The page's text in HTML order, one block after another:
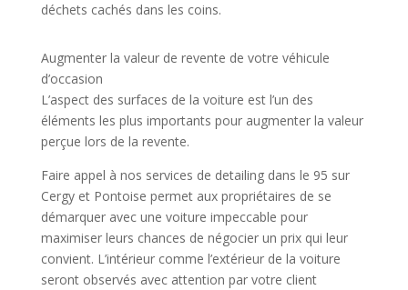
déchets cachés dans les coins.
Augmenter la valeur de revente de votre véhicule
d’occasion
L’aspect des surfaces de la voiture est l’un des
éléments les plus importants pour augmenter la valeur
perçue lors de la revente.
Faire appel à nos services de detailing dans le 95 sur
Cergy et Pontoise permet aux propriétaires de se
démarquer avec une voiture impeccable pour
maximiser leurs chances de négocier un prix qui leur
convient. L’intérieur comme l’extérieur de la voiture
seront observés avec attention par votre client